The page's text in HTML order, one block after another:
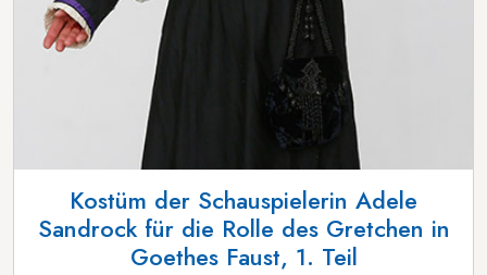
Kostüm der Schauspielerin Adele
Sandrock für die Rolle des Gretchen in
Goethes Faust, 1. Teil